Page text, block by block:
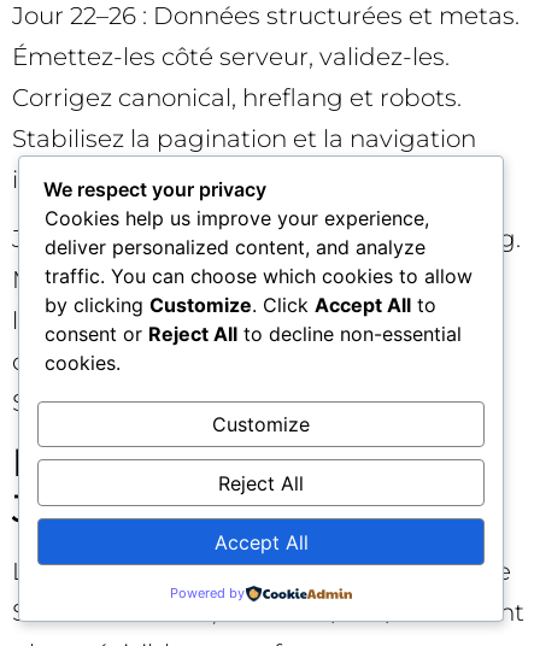
Jour 22–26 : Données structurées et metas.
Émettez-les côté serveur, validez-les.
Corrigez canonical, hreflang et robots.
Stabilisez la pagination et la navigation
interne.
Jour 27–30 : Contrôles finaux et monitoring.
Mettez en place un suivi CrUX, alertez sur
les codes 5xx/4xx, surveillez l’exploration
dans les logs. Documentez vos pratiques
SEO JavaScript pour l’équipe.
FAQ express sur le SEO
JavaScript ❓
Le JS côté client suffit-il désormais pour le
SEO ? Parfois oui, mais SSR/SSG/ISR restent
We respect your privacy
Cookies help us improve your experience,
deliver personalized content, and analyze
traffic. You can choose which cookies to allow
by clicking Customize. Click Accept All to
consent or Reject All to decline non-essential
cookies.
Customize
Reject All
Accept All
Powered by